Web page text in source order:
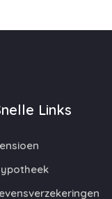
Links